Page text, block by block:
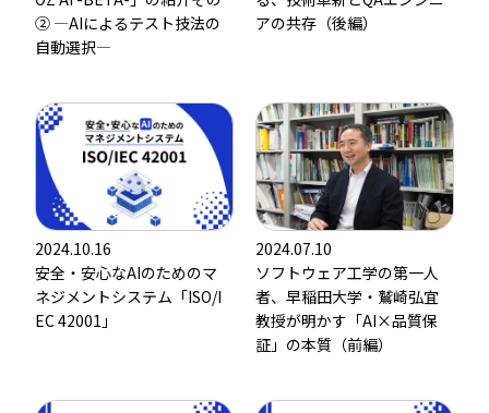
➁ ―AIによるテスト技法の
自動選択―
アの共存（後編）
2024.10.16
安全・安心なAIのためのマ
ネジメントシステム「ISO/I
EC 42001」
2024.07.10
ソフトウェア工学の第一人
者、早稲田大学・鷲崎弘宜
教授が明かす「AI×品質保
証」の本質（前編）